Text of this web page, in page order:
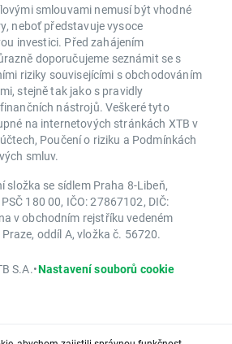
smlouvami nemusí být vhodné
neboť představuje vysoce
investici. Před zahájením
doporučujeme seznámit se s
riziky souvisejícími s obchodováním
stejně tak jako s pravidly
nástrojů. Veškeré tyto
na internetových stránkách XTB v
Poučení o riziku a Podmínkách
smluv.
složka se sídlem Praha 8-Libeň,
180 00, IČO: 27867102, DIČ:
v obchodním rejstříku vedeném
oddíl A, vložka č. 56720.
S.A.•Nastavení souborů cookie